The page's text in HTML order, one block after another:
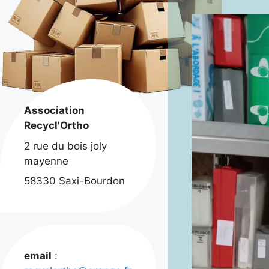
Association
Recycl'Ortho
2 rue du bois joly
mayenne
58330 Saxi-Bourdon
email :